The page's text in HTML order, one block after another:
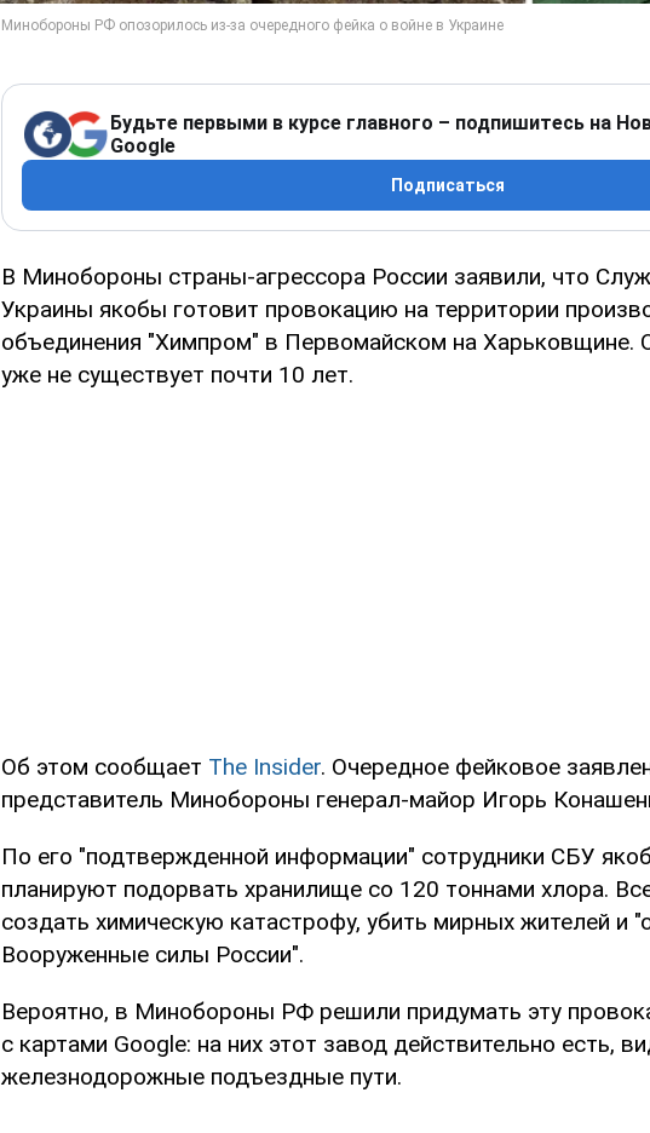
Будьте первыми в курсе главного – подпишитесь на
Google
Подписаться
В Минобороны страны-агрессора России заявили, что
Украины якобы готовит провокацию на территории
объединения "Химпром" в Первомайском на Харьковщине.
уже не существует почти 10 лет.
Об этом сообщает The Insider. Очередное фейковое
представитель Минобороны генерал-майор Игорь
По его "подтвержденной информации" сотрудники СБУ
планируют подорвать хранилище со 120 тоннами хлора.
создать химическую катастрофу, убить мирных жителей и
Вооруженные силы России".
Вероятно, в Минобороны РФ решили придумать эту
с картами Google: на них этот завод действительно есть,
железнодорожные подъездные пути.